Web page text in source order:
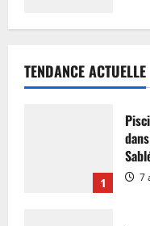
TENDANCE ACTUELLE
1 7